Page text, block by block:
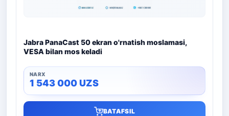
Jabra PanaCast 50 ekran o'rnatish moslamasi,
VESA bilan mos keladi
1 543 000UZS
BATAFSIL